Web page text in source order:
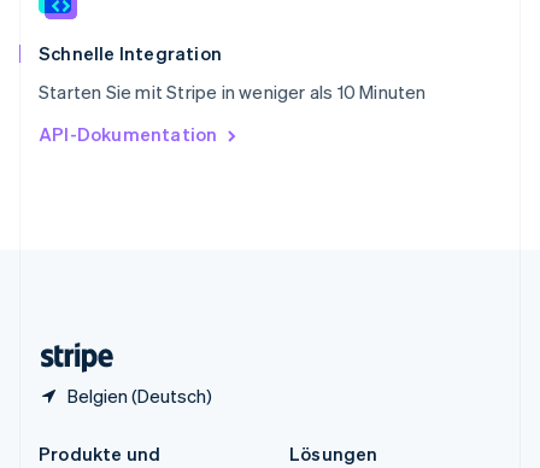
Schnelle Integration
Starten Sie mit Stripe in weniger als 10 Minuten
API-Dokumentation
Belgien (Deutsch)
Thailand
ไทยEnglish
English
English
Produkte und
Lösungen